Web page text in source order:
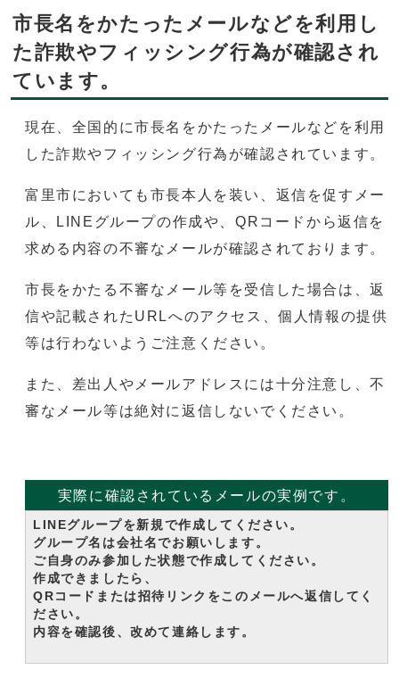
市長名をかたったメールなどを利用し
た詐欺やフィッシング行為が確認され
ています。
現在、全国的に市長名をかたったメールなどを利用
した詐欺やフィッシング行為が確認されています。
富里市においても市長本人を装い、返信を促すメー
ル、LINEグループの作成や、QRコードから返信を
求める内容の不審なメールが確認されております。
市長をかたる不審なメール等を受信した場合は、返
信や記載されたURLへのアクセス、個人情報の提供
等は行わないようご注意ください。
また、差出人やメールアドレスには十分注意し、不
審なメール等は絶対に返信しないでください。
実際に確認されているメールの実例です。
LINEグループを新規で作成してください。
グループ名は会社名でお願いします。
ご自身のみ参加した状態で作成してください。
作成できましたら、
QRコードまたは招待リンクをこのメールへ返信してく
ださい。
内容を確認後、改めて連絡します。